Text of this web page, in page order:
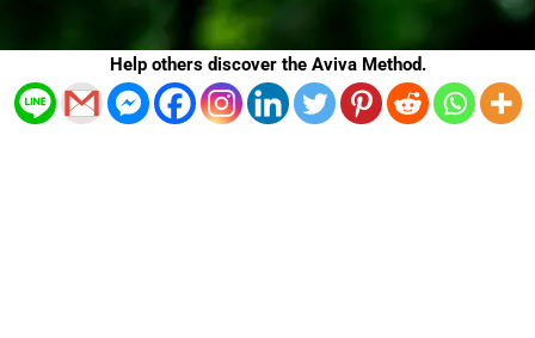
Help others discover the Aviva Method.